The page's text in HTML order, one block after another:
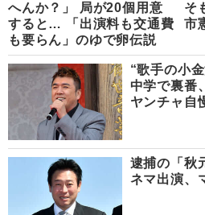
へんか？」 局が20個用意
すると… 「出演料も交通費
も要らん」のゆで卵伝説
そ
市
“歌手の小
中学で裏番
ヤンチャ自
逮捕の「秋
ネマ出演、